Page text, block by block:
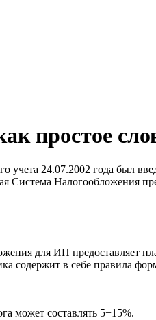
простое
учета 24.07.2002 года был
Налогообложения
для ИП предоставляет
в себе правила
может составлять 5−15%.